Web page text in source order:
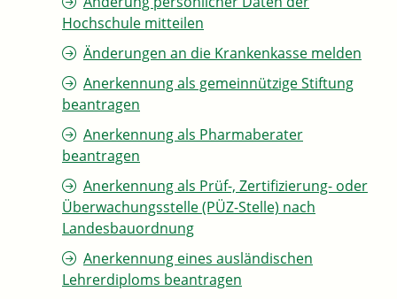
Hochschule mitteilen
Änderungen an die Krankenkasse melden
Anerkennung als gemeinnützige Stiftung
beantragen
Anerkennung als Pharmaberater
beantragen
Anerkennung als Prüf-, Zertifizierung- oder
Überwachungsstelle (PÜZ-Stelle) nach
Landesbauordnung
Anerkennung eines ausländischen
Lehrerdiploms beantragen